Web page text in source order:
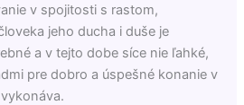
v spojitosti s rastom,
jeho ducha i duše je
a v tejto dobe síce nie ľahké,
pre dobro a úspešné konanie v